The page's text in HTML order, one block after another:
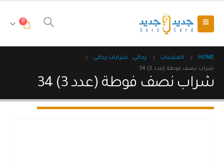
0
HOME المنتجات رجالي,
شرابات رجالي
شراب نصف فوطة (عدد 3) 34
شراب نصف فوطة (عدد 3) 34